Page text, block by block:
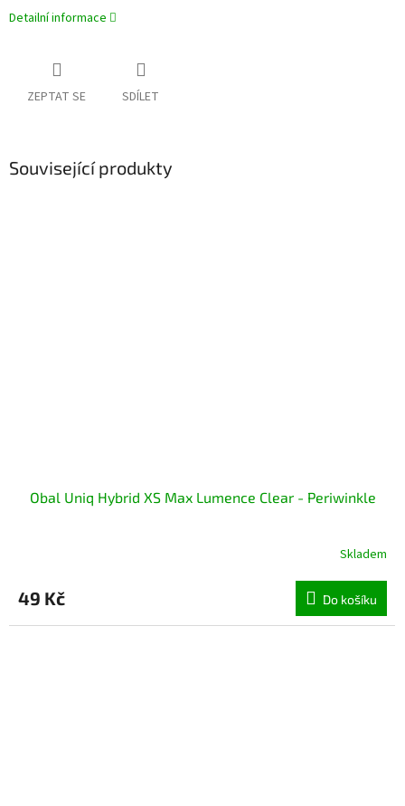
Detailní informace
ZEPTAT SE SDÍLET
Související produkty
Obal Uniq Hybrid XS Max Lumence Clear - Periwinkle
Skladem
49 Kč Do košíku